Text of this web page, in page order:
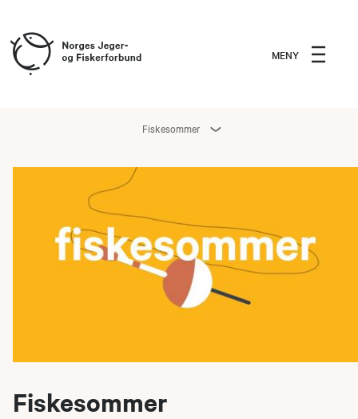
MENY
Fiskesommer
Fiskesommer